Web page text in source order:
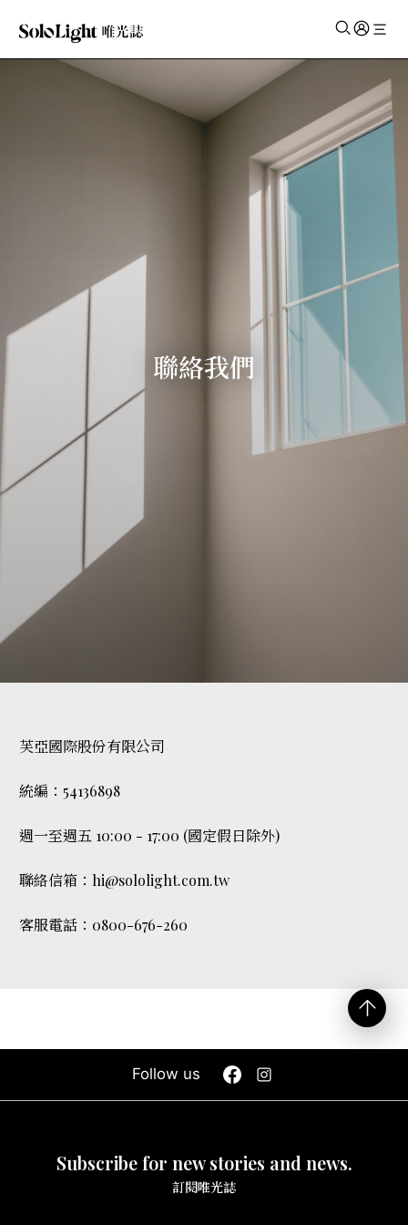
✕
聯絡我們
芙亞國際股份有限公司
統編：54136898
週一至週五 10:00 - 17:00 (國定假日除外)
聯絡信箱：hi@sololight.com.tw
客服電話：0800-676-260
Follow us
Subscribe for new stories and news.
訂閱唯光誌